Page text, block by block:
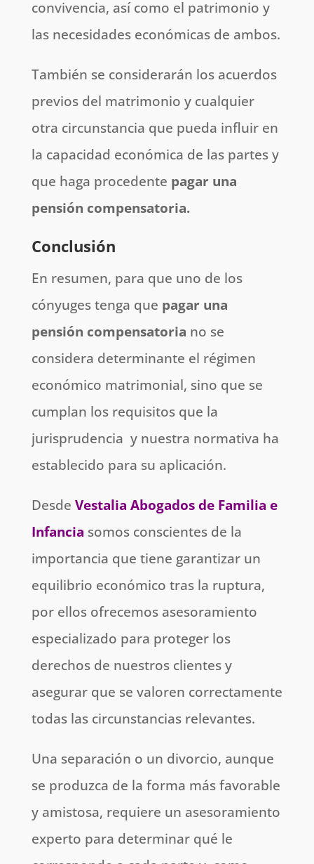
convivencia, así como el patrimonio y
las necesidades económicas de ambos.
También se considerarán los acuerdos
previos del matrimonio y cualquier
otra circunstancia que pueda influir en
la capacidad económica de las partes y
que haga procedente pagar una
pensión compensatoria.
Conclusión
En resumen, para que uno de los
cónyuges tenga que pagar una
pensión compensatoria no se
considera determinante el régimen
económico matrimonial, sino que se
cumplan los requisitos que la
jurisprudencia y nuestra normativa ha
establecido para su aplicación.
Desde Vestalia Abogados de Familia e
Infancia somos conscientes de la
importancia que tiene garantizar un
equilibrio económico tras la ruptura,
por ellos ofrecemos asesoramiento
especializado para proteger los
derechos de nuestros clientes y
asegurar que se valoren correctamente
todas las circunstancias relevantes.
Una separación o un divorcio, aunque
se produzca de la forma más favorable
y amistosa, requiere un asesoramiento
experto para determinar qué le